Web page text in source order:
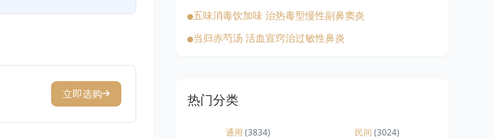
立即选购
五味消毒饮加味 治热毒型慢性副鼻窦炎
当归赤芍汤 活血宣窍治过敏性鼻炎
热门分类
通用 (3834) 民间 (3024)